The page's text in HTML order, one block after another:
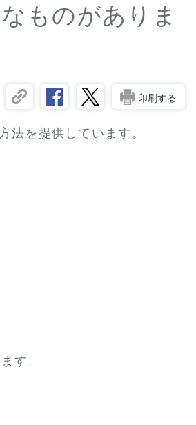
ものがありま
印刷する
を提供しています。
す。